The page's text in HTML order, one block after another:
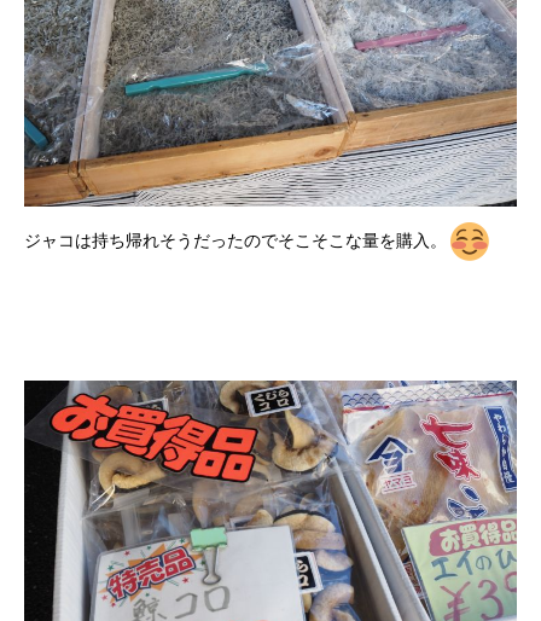
ジャコは持ち帰れそうだったのでそこそこな量を購入。